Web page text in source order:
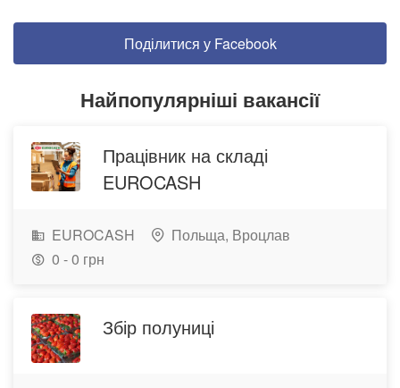
Поділитися у Facebook
Найпопулярніші вакансії
Працівник на складі
EUROCASH
EUROCASH Польща, Вроцлав
0 - 0 грн
Збір полуниці